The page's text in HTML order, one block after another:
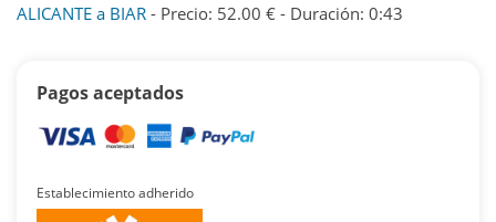
ALICANTE a BIAR - Precio: 52.00 € - Duración: 0:43
Pagos aceptados
Establecimiento adherido